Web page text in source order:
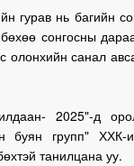
гурав нь багийн
сонгосны
олонхийн санал
2025"-д
буян групп"
танилцана уу.